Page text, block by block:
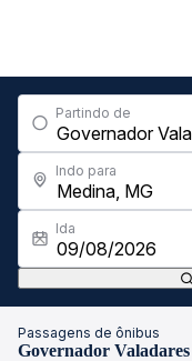
Partindo de
Indo para
Ida
Passagens de ônibus
Governador Valadares